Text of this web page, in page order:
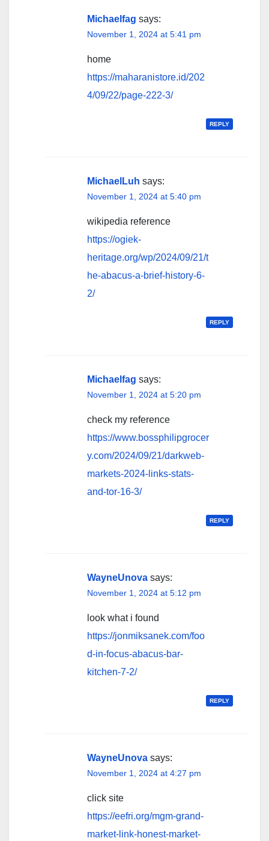
Michaelfag says:
November 1, 2024 at 5:41 pm
home
https://maharanistore.id/202
4/09/22/page-222-3/
REPLY
MichaelLuh says:
November 1, 2024 at 5:40 pm
wikipedia reference
https://ogiek-
heritage.org/wp/2024/09/21/t
he-abacus-a-brief-history-6-
2/
REPLY
Michaelfag says:
November 1, 2024 at 5:20 pm
check my reference
https://www.bossphilipgrocer
y.com/2024/09/21/darkweb-
markets-2024-links-stats-
and-tor-16-3/
REPLY
WayneUnova says:
November 1, 2024 at 5:12 pm
look what i found
https://jonmiksanek.com/foo
d-in-focus-abacus-bar-
kitchen-7-2/
REPLY
WayneUnova says:
November 1, 2024 at 4:27 pm
click site
https://eefri.org/mgm-grand-
market-link-honest-market-